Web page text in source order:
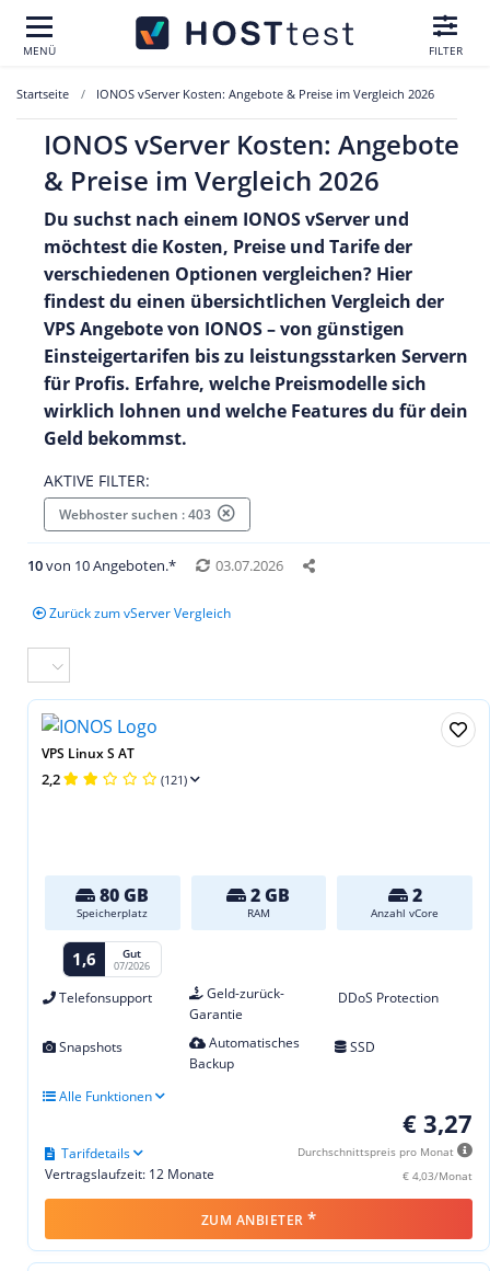
MENÜ FILTER
Startseite IONOS vServer Kosten: Angebote & Preise im Vergleich 2026
IONOS vServer Kosten: Angebote
& Preise im Vergleich 2026
Du suchst nach einem IONOS vServer und
möchtest die Kosten, Preise und Tarife der
verschiedenen Optionen vergleichen? Hier
findest du einen übersichtlichen Vergleich der
VPS Angebote von IONOS – von günstigen
Einsteigertarifen bis zu leistungsstarken Servern
für Profis. Erfahre, welche Preismodelle sich
wirklich lohnen und welche Features du für dein
Geld bekommst.
AKTIVE FILTER:
Webhoster suchen : 403
10von 10 Angeboten.* 03.07.2026
Zurück zum vServer Vergleich
VPS Linux S AT
2,2 (121)
80 GB
Speicherplatz
2 GB
RAM
2
Anzahl vCore
1,6 Gut
07/2026
Telefonsupport
Geld-zurück-
Garantie
DDoS Protection
Snapshots
Automatisches
Backup
SSD
Alle Funktionen
€ 3,27
Durchschnittspreis pro Monat
€ 4,03/Monat
Vertragslaufzeit: 12 Monate
Tarifdetails
ZUM ANBIETER *